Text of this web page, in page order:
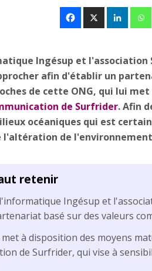
Ingésup et l'association
afin d'établir un
de cette ONG, qui lui
de Surfrider. Afin
océaniques qui est
l'altération de
Ingésup et
basé sur des valeurs
à disposition des moyens
de Surfrider, qui vise à